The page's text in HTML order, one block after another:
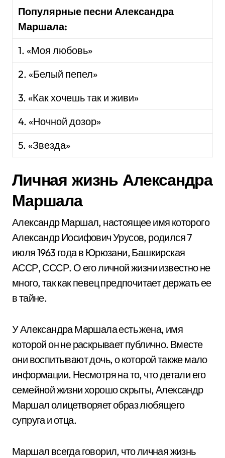
Популярные песни Александра
Маршала:
1. «Моя любовь»
2. «Белый пепел»
3. «Как хочешь так и живи»
4. «Ночной дозор»
5. «Звезда»
Личная жизнь Александра
Маршала
Александр Маршал, настоящее имя которого
Александр Иосифович Урусов, родился 7
июля 1963 года в Юрюзани, Башкирская
АССР, СССР. О его личной жизни известно не
много, так как певец предпочитает держать ее
в тайне.
У Александра Маршала есть жена, имя
которой он не раскрывает публично. Вместе
они воспитывают дочь, о которой также мало
информации. Несмотря на то, что детали его
семейной жизни хорошо скрыты, Александр
Маршал олицетворяет образ любящего
супруга и отца.
Маршал всегда говорил, что личная жизнь